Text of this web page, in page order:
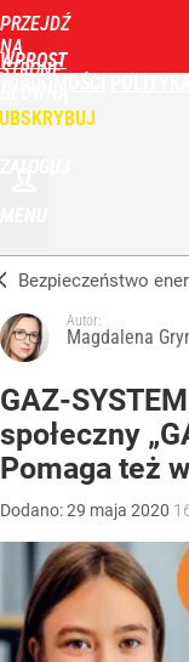
PRZEJDŹ
NA
STRONĘ
WPROST
Bezpieczeństwo
Autor:
Magdalena
GAZ-
społeczny
Pomaga też
Dodano:29 maja 2020